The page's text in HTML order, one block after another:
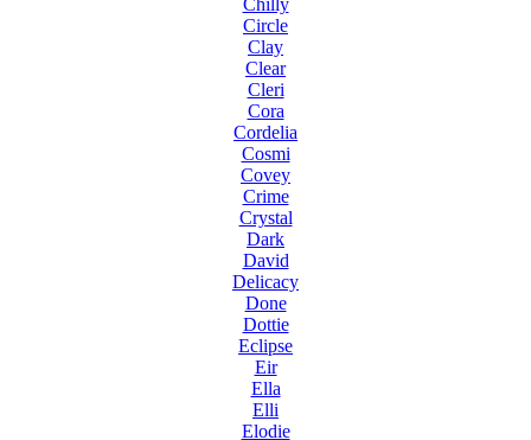
Circle
Clay
Clear
Cleri
Cora
Cordelia
Cosmi
Covey
Crime
Crystal
Dark
David
Delicacy
Done
Dottie
Eclipse
Eir
Ella
Elli
Elodie